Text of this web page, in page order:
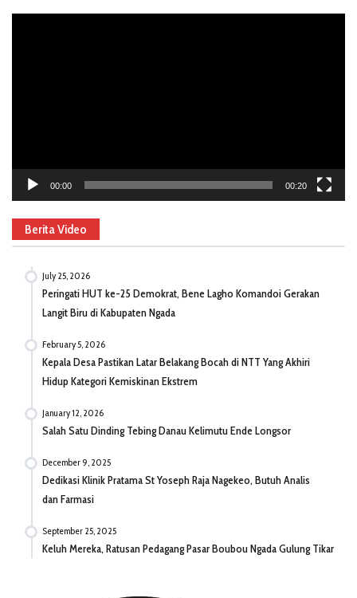
00:00 00:20
Berita Video
July 25, 2026
Peringati HUT ke-25 Demokrat, Bene Lagho Komandoi Gerakan
Langit Biru di Kabupaten Ngada
February 5, 2026
Kepala Desa Pastikan Latar Belakang Bocah di NTT Yang Akhiri
Hidup Kategori Kemiskinan Ekstrem
January 12, 2026
Salah Satu Dinding Tebing Danau Kelimutu Ende Longsor
December 9, 2025
Dedikasi Klinik Pratama St Yoseph Raja Nagekeo, Butuh Analis
dan Farmasi
September 25, 2025
Keluh Mereka, Ratusan Pedagang Pasar Boubou Ngada Gulung Tikar